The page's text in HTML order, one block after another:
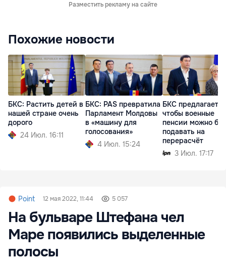
Разместить рекламу на сайте
Похожие новости
БКС: Растить детей в
нашей стране очень
дорого
24 Июл. 16:11
БКС: PAS превратила
Парламент Молдовы
в «машину для
голосования»
4 Июл. 15:24
БКС предлагает,
чтобы военные
пенсии можно
подавать на
перерасчёт
3 Июл. 17:17
Point 12 мая 2022, 11:44 5 057
На бульваре Штефана чел
Маре появились выделенные
полосы